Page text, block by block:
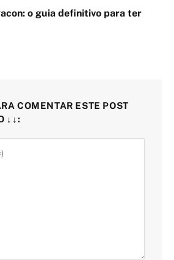
o guia definitivo para ter
COMENTAR ESTE POST
↓↓: